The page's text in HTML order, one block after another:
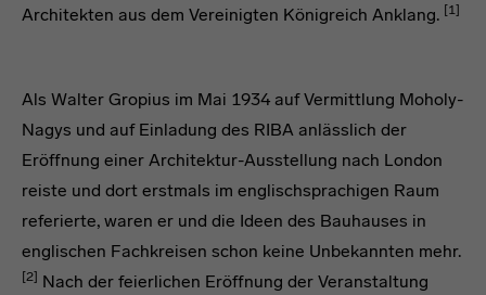
Architekten aus dem Vereinigten Königreich Anklang. [1]
headline
Als Walter Gropius im Mai 1934 auf Vermittlung Moholy-
Nagys und auf Einladung des RIBA anlässlich der
Eröffnung einer Architektur-Ausstellung nach London
reiste und dort erstmals im englischsprachigen Raum
referierte, waren er und die Ideen des Bauhauses in
englischen Fachkreisen schon keine Unbekannten mehr.
[2] Nach der feierlichen Eröffnung der Veranstaltung